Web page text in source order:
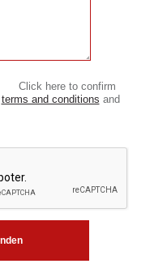
Click here to confirm
terms and conditions and